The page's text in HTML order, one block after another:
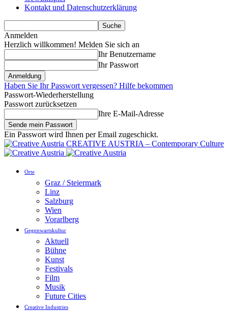
Kontakt und Datenschutzerklärung
Anmelden
Herzlich willkommen! Melden Sie sich an
Ihr Benutzername
Ihr Passwort
Haben Sie Ihr Passwort vergessen? Hilfe bekommen
Passwort-Wiederherstellung
Passwort zurücksetzen
Ihre E-Mail-Adresse
Ein Passwort wird Ihnen per Email zugeschickt.
CREATIVE AUSTRIA – Contemporary Culture
Orte
Graz / Steiermark
Linz
Salzburg
Wien
Vorarlberg
Gegenwartskultur
Aktuell
Bühne
Kunst
Festivals
Film
Musik
Future Cities
Creative Industries